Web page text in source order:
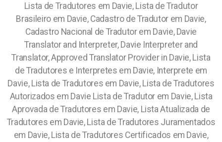
Lista de Tradutores em Davie, Lista de Tradutor
Brasileiro em Davie, Cadastro de Tradutor em Davie,
Cadastro Nacional de Tradutor em Davie, Davie
Translator and Interpreter, Davie Interpreter and
Translator, Approved Translator Provider in Davie, Lista
de Tradutores e Interpretes em Davie, Interprete em
Davie, Lista de Tradutores em Davie, Lista de Tradutores
Autorizados em Davie Lista de Tradutor em Davie, Lista
Aprovada de Tradutores em Davie, Lista Atualizada de
Tradutores em Davie, Lista de Tradutores Juramentados
em Davie, Lista de Tradutores Certificados em Davie,